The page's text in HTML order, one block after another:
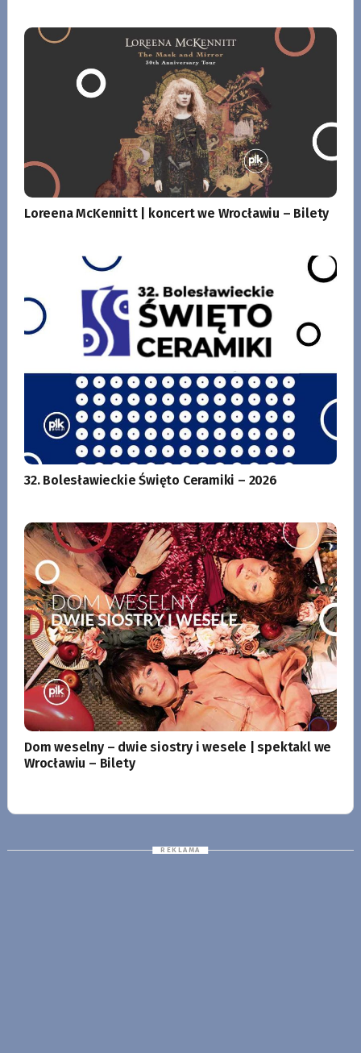
Loreena McKennitt | koncert we Wrocławiu – Bilety
32. Bolesławieckie Święto Ceramiki – 2026
Dom weselny – dwie siostry i wesele | spektakl we
Wrocławiu – Bilety